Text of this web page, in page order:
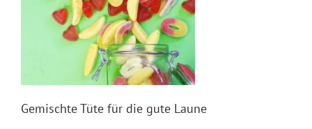
Messen & Events
Interviews
Gemischte Tüte für die gute Laune